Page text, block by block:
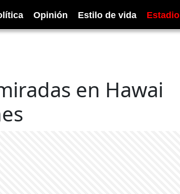
Opinión Estilo de vida Estadio
en Hawai